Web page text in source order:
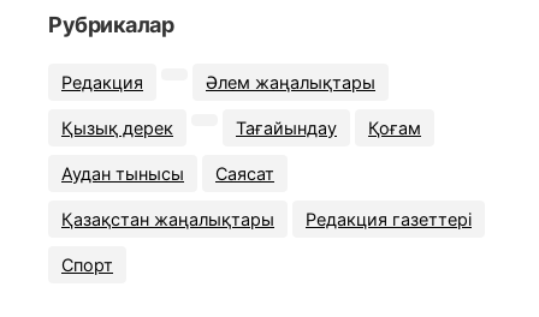
Рубрикалар
Редакция Әлем жаңалықтары
Қызық дерек Тағайындау Қоғам
Аудан тынысы Саясат
Қазақстан жаңалықтары Редакция газеттері
Спорт